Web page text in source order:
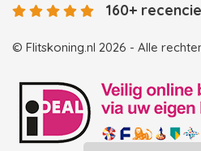
© Flitskoning.nl 2026 - Alle
160+